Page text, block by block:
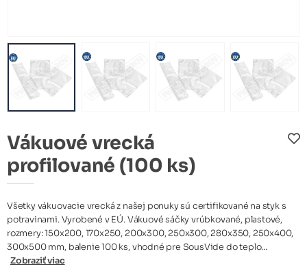
Vákuové vrecká
profilované (100 ks)
Všetky vákuovacie vrecká z našej ponuky sú certifikované na styk s
potravinami. Vyrobené v EÚ. Vákuové sáčky vrúbkované, plastové,
rozmery: 150x200, 170x250, 200x300, 250x300, 280x350, 250x400,
300x500 mm, balenie 100 ks, vhodné pre SousVide do teplo...
Zobraziť viac